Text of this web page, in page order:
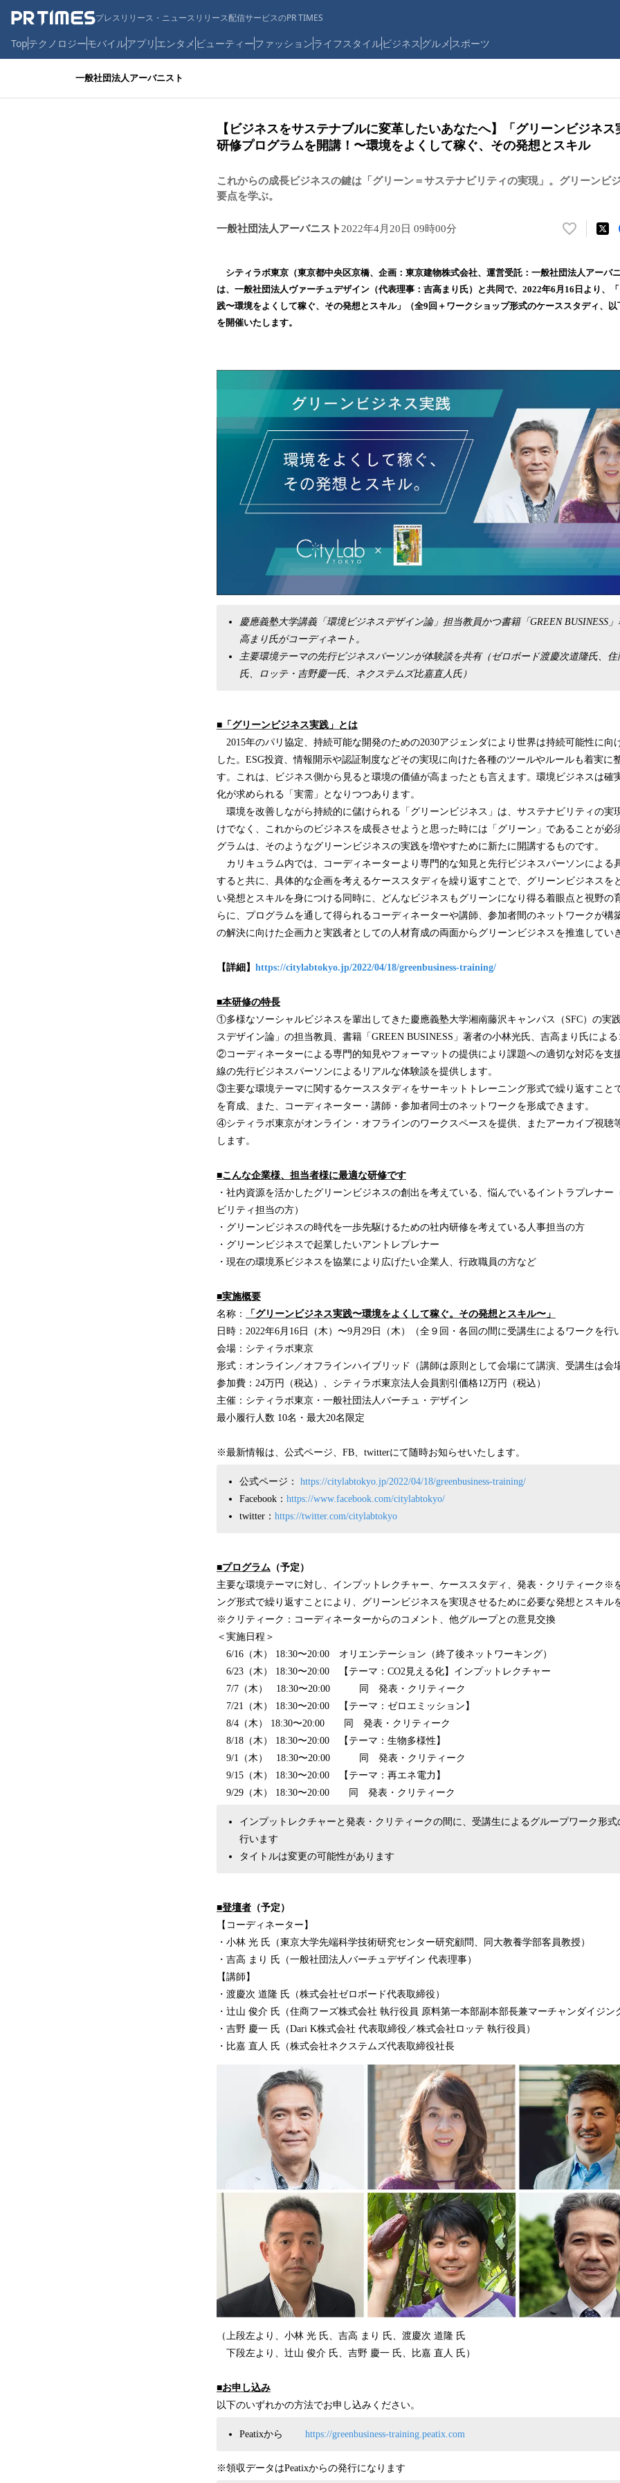
プレスリリース・ニュースリリース配信サービスのPR TIMES
Topテクノロジーモバイルアプリ エンタメ ビューティーファッションライフスタイルビジネス グルメ スポーツ
一般社団法人アーバニスト
【ビジネスをサステナブルに変革したいあなたへ】「グリーンビジネ
研修プログラムを開講！〜環境をよくして稼ぐ、その発想とスキル
これからの成長ビジネスの鍵は「グリーン＝サステナビリティの実現」。グリーンビ
要点を学ぶ。
一般社団法人アーバニスト 2022年4月20日 09時00分
い
！
数
を
す
シティラボ東京（東京都中央区京橋、企画：東京建物株式会社、運営受託：一般社団法人アーバ
は、一般社団法人ヴァーチュデザイン（代表理事：吉高まり氏）と共同で、2022年6月16日より、
践〜環境をよくして稼ぐ、その発想とスキル」（全9回＋ワークショップ形式のケーススタディ、以
を開催いたします。
慶應義塾大学講義「環境ビジネスデザイン論」担当教員かつ書籍「GREEN BUSINESS
高まり氏がコーディネート。
主要環境テーマの先行ビジネスパーソンが体験談を共有（ゼロボード渡慶次道隆氏、
氏、ロッテ・吉野慶一氏、ネクステムズ比嘉直人氏）
■ 「グリーンビジネス実践」 とは
2015年のパリ協定、持続可能な開発のための2030アジェンダにより世界は持続可能性に向
した。ESG投資、情報開示や認証制度などその実現に向けた各種のツールやルールも着実に
す。これは、ビジネス側から見ると環境の価値が高まったとも言えます。環境ビジネスは確
化が求められる「実需」となりつつあります。
環境を改善しながら持続的に儲けられる「グリーンビジネス」は、サステナビリティの実
けでなく、これからのビジネスを成長させようと思った時には「グリーン」であることが必
グラムは、そのようなグリーンビジネスの実践を増やすために新たに開講するものです。
カリキュラム内では、コーディネーターより専門的な知見と先行ビジネスパーソンによる
すると共に、具体的な企画を考えるケーススタディを繰り返すことで、グリーンビジネスを
い発想とスキルを身につける同時に、どんなビジネスもグリーンになり得る着眼点と視野の
らに、プログラムを通して得られるコーディネーターや講師、参加者間のネットワークが構
の解決に向けた企画力と実践者としての人材育成の両面からグリーンビジネスを推進してい
【詳細】 https://citylabtokyo.jp/2022/04/18/greenbusiness-training/
■本研修の特長
①多様なソーシャルビジネスを輩出してきた慶應義塾大学湘南藤沢キャンパス（SFC）の実
スデザイン論」の担当教員、書籍「GREEN BUSINESS」著者の小林光氏、吉高まり氏による
②コーディネーターによる専門的知見やフォーマットの提供により課題への適切な対応を支
線の先行ビジネスパーソンによるリアルな体験談を提供します。
③主要な環境テーマに関するケーススタディをサーキットトレーニング形式で繰り返すこと
を育成、また、コーディネーター・講師・参加者同士のネットワークを形成できます。
④シティラボ東京がオンライン・オフラインのワークスペースを提供、またアーカイブ視聴
します。
■こんな企業様、担当者様に最適な研修です
・社内資源を活かしたグリーンビジネスの創出を考えている、悩んでいるイントラプレナー
ビリティ担当の方）
・グリーンビジネスの時代を一歩先駆けるための社内研修を考えている人事担当の方
・グリーンビジネスで起業したいアントレプレナー
・現在の環境系ビジネスを協業により広げたい企業人、行政職員の方など
■実施概要
名称：
「グリーンビジネス実践〜環境をよくして稼ぐ。その発想とスキル〜」
日時：2022年6月16日（木）〜9月29日（木）（全９回・各回の間に受講生によるワークを行
会場：シティラボ東京
形式：オンライン／オフラインハイブリッド（講師は原則として会場にて講演、受講生は会
参加費：24万円（税込）、シティラボ東京法人会員割引価格12万円（税込）
主催：シティラボ東京・一般社団法人バーチュ・デザイン
最小履行人数 10名・最大20名限定
※最新情報は、公式ページ、FB、twitterにて随時お知らせいたします。
公式ページ： https://citylabtokyo.jp/2022/04/18/greenbusiness-training/
Facebook： https://www.facebook.com/citylabtokyo/
twitter： https://twitter.com/citylabtokyo
■プログラム （予定）
主要な環境テーマに対し、インプットレクチャー、ケーススタディ、発表・クリティーク※
ング形式で繰り返すことにより、グリーンビジネスを実現させるために必要な発想とスキル
※クリティーク：コーディネーターからのコメント、他グループとの意見交換
＜実施日程＞
6/16（木） 18:30〜20:00 オリエンテーション（終了後ネットワーキング）
6/23（木） 18:30〜20:00 【テーマ：CO2見える化】インプットレクチャー
7/7（木） 18:30〜20:00 同 発表・クリティーク
7/21（木） 18:30〜20:00 【テーマ：ゼロエミッション】
8/4（木） 18:30〜20:00 同 発表・クリティーク
8/18（木） 18:30〜20:00 【テーマ：生物多様性】
9/1（木） 18:30〜20:00 同 発表・クリティーク
9/15（木） 18:30〜20:00 【テーマ：再エネ電力】
9/29（木） 18:30〜20:00 同 発表・クリティーク
インプットレクチャーと発表・クリティークの間に、受講生によるグループワーク形
行います
タイトルは変更の可能性があります
■登壇者 （予定）
【コーディネーター】
・小林 光 氏（東京大学先端科学技術研究センター研究顧問、同大教養学部客員教授）
・吉高 まり 氏（一般社団法人バーチュデザイン 代表理事）
【講師】
・渡慶次 道隆 氏（株式会社ゼロボード代表取締役）
・辻山 俊介 氏（住商フーズ株式会社 執行役員 原料第一本部副本部長兼マーチャンダイジン
・吉野 慶一 氏（Dari K株式会社 代表取締役／株式会社ロッテ 執行役員）
・比嘉 直人 氏（株式会社ネクステムズ代表取締役社長
（上段左より、小林 光 氏、吉高 まり 氏、渡慶次 道隆 氏
下段左より、辻山 俊介 氏、吉野 慶一 氏、比嘉 直人 氏）
■お申し込み
以下のいずれかの方法でお申し込みください。
Peatixから https://greenbusiness-training.peatix.com
※領収データはPeatixからの発行になります